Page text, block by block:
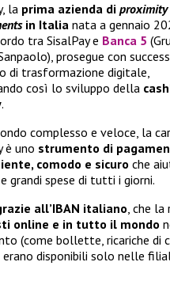
la prima azienda di
in Italia nata a gennaio
tra SisalPay e Banca 5
prosegue con
di trasformazione digitale,
così lo sviluppo della
.
complesso e veloce, la
è uno strumento di
comodo e sicuro che
grandi spese di tutti i giorni.
all’IBAN italiano, che la
online e in tutto il mondo
(come bollette, ricariche di
disponibili solo nelle